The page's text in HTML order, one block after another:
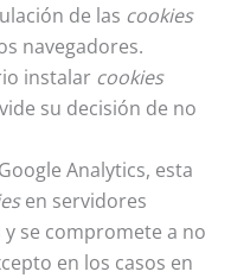
de las cookies
navegadores.
instalar cookies
su decisión de no
Analytics, esta
en servidores
se compromete a no
en los casos en